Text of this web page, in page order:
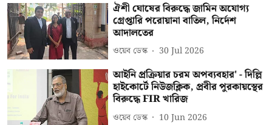
ঐশী ঘোষের বিরুদ্ধে জামিন অযোগ্য
গ্রেপ্তারি পরোয়ানা বাতিল, নির্দেশ
আদালতের
ওয়েব ডেস্ক 30 Jul 2026
আইনি প্রক্রিয়ার চরম অপব্যবহার' - দিল্লি
হাইকোর্টে নিউজক্লিক, প্রবীর পুরকায়স্থের
বিরুদ্ধে FIR খারিজ
ওয়েব ডেস্ক 10 Jun 2026